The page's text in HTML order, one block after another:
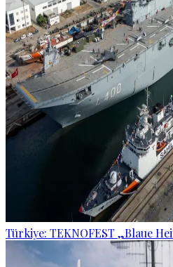
Türkiye: TEKNOFEST „Blaue